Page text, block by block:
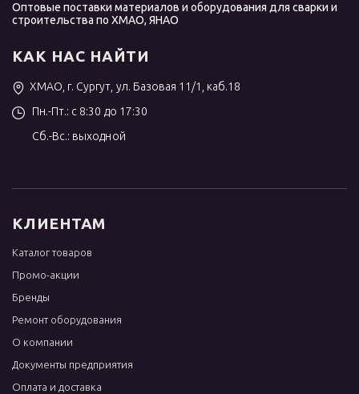
Оптовые поставки материалов и оборудования для сварки и
строительства по ХМАО, ЯНАО
КАК НАС НАЙТИ
ХМАО, г. Сургут, ул. Базовая 11/1, каб.18
Пн.-Пт.: с 8:30 до 17:30
Сб.-Вс.: выходной
КЛИЕНТАМ
Каталог товаров
Промо-акции
Бренды
Ремонт оборудования
О компании
Документы предприятия
Оплата и доставка